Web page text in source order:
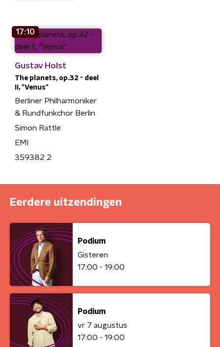
17:10
Gustav Holst
The planets, op.32 - deel
II, "Venus"
Berliner Philharmoniker
& Rundfunkchor Berlin
Simon Rattle
EMI
359382 2
Eerdere uitzendingen
Podium
Gisteren
17:00 - 19:00
Podium
vr 7 augustus
17:00 - 19:00